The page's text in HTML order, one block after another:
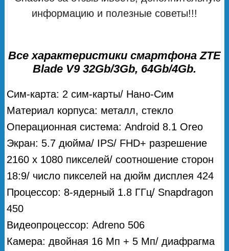
информацию и полезные советы!!!
Все характеристики смартфона ZTE
Blade V9 32Gb/3Gb, 64Gb/4Gb.
Сим-карта: 2 сим-карты/ Нано-Сим
Материал корпуса: металл, стекло
Операционная система: Android 8.1 Oreo
Экран: 5.7 дюйма/ IPS/ FHD+ разрешение
2160 x 1080 пикселей/ соотношение сторон
18:9/ число пикселей на дюйм дисплея 424
Процессор: 8-ядерный 1.8 ГГц/ Snapdragon
450
Видеопроцессор: Adreno 506
Камера: двойная 16 Мп + 5 Мп/ диафрагма